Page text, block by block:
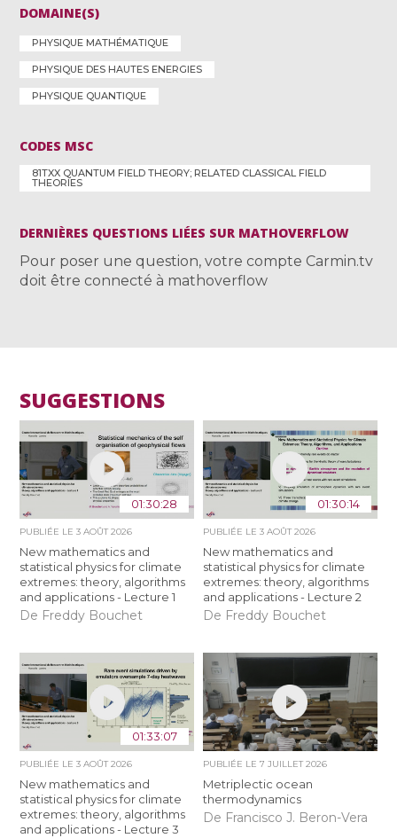
DOMAINE(S)
PHYSIQUE MATHÉMATIQUE
PHYSIQUE DES HAUTES ENERGIES
PHYSIQUE QUANTIQUE
CODES MSC
81TXX QUANTUM FIELD THEORY; RELATED CLASSICAL FIELD
THEORIES
DERNIÈRES QUESTIONS LIÉES SUR MATHOVERFLOW
Pour poser une question, votre compte Carmin.tv
doit être connecté à mathoverflow
SUGGESTIONS
01:30:28
PUBLIÉE LE3 AOÛT 2026
New mathematics and
statistical physics for climate
extremes: theory, algorithms
and applications - Lecture 1
De Freddy Bouchet
01:30:14
PUBLIÉE LE 3 AOÛT 2026
New mathematics and
statistical physics for climate
extremes: theory, algorithms
and applications - Lecture 2
De Freddy Bouchet
01:33:07
PUBLIÉE LE3 AOÛT 2026
New mathematics and
statistical physics for climate
extremes: theory, algorithms
and applications - Lecture 3
PUBLIÉE LE 7 JUILLET 2026
Metriplectic ocean
thermodynamics
De Francisco J. Beron-Vera